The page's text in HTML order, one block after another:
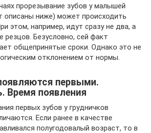
прорезывание зубов у малышей
описаны ниже) может происходить
этом, например, идут сразу не два, а
резцов. Безусловно, сей факт
общепринятые сроки. Однако это не
отклонением от нормы.
первыми.
Время появления
первых зубов у грудничков
Если ранее в качестве
полугодовалый возраст, то в